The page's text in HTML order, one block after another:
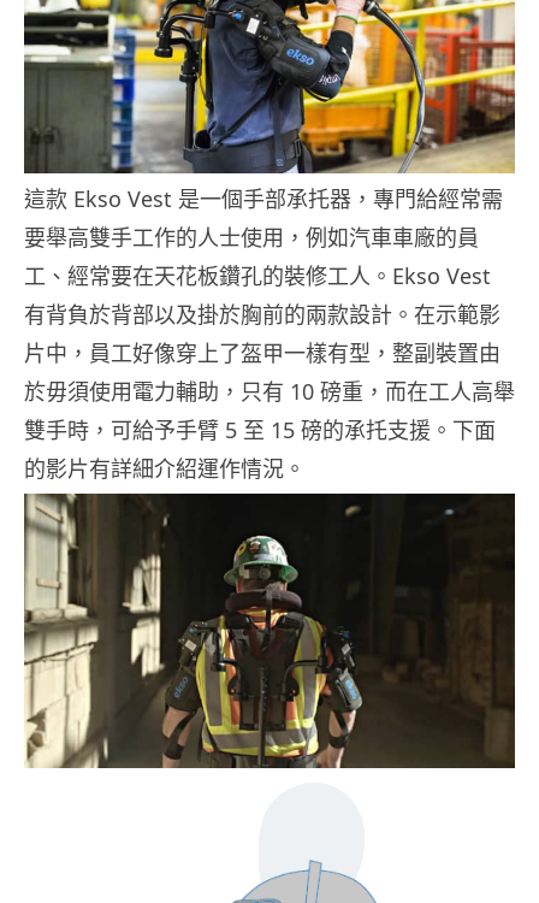
這款 Ekso Vest 是一個手部承托器，專門給經常需
要舉高雙手工作的人士使用，例如汽車車廠的員
工、經常要在天花板鑽孔的裝修工人。Ekso Vest
有背負於背部以及掛於胸前的兩款設計。在示範影
片中，員工好像穿上了盔甲一樣有型，整副裝置由
於毋須使用電力輔助，只有 10 磅重，而在工人高舉
雙手時，可給予手臂 5 至 15 磅的承托支援。下面
的影片有詳細介紹運作情況。